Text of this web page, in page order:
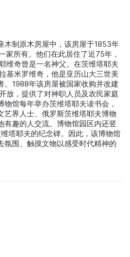
木制原木房屋中，该房屋于1853年
家所有。他们在此居住了近75年，
维奇曾是一名神父。在茨维塔耶夫
基米罗维奇，他是亚历山大三世美
。1988年该房屋被国家收购并改建
放，提供了对神职人员及农民家庭
馆每年举办茨维塔耶夫读书会，
艺界人士、俄罗斯茨维塔耶夫博物
有趣的人交流。博物馆园区内还竖
塔耶夫的纪念碑。因此，该博物馆
氛围、触摸文物以感受时代精神的